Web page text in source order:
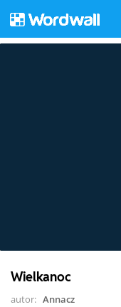
Wielkanoc
autor: Annacz